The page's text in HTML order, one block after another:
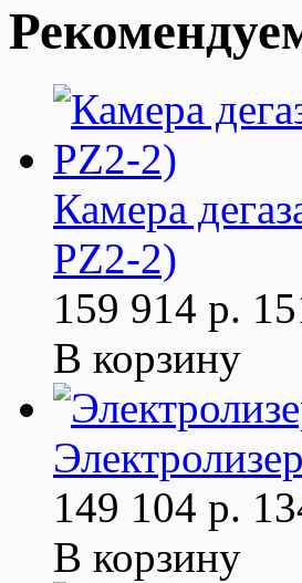
Камера
PZ2-2)
159 914 р.
В корзину
149 104 р.
В корзину